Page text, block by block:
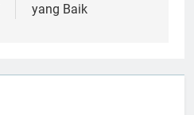
yang Baik